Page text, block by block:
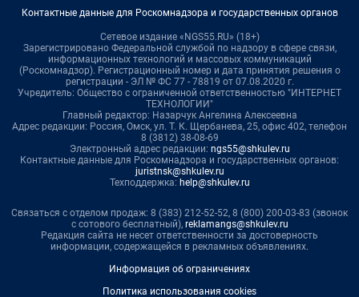
Контактные данные для Роскомнадзора и государственных органов
Сетевое издание «NGS55.RU» (18+)
Зарегистрировано Федеральной службой по надзору в сфере связи,
информационных технологий и массовых коммуникаций
(Роскомнадзор). Регистрационный номер и дата принятия решения о
регистрации - ЭЛ № ФС 77 - 78819 от 07.08.2020 г.
Учредитель: Общество с ограниченной ответственностью "ИНТЕРНЕТ
ТЕХНОЛОГИИ"
Главный редактор: Назарчук Ангелина Алексеевна
Адрес редакции: Россия, Омск, ул. Т. К. Щербанева, 25, офис 402, телефон
8 (3812) 38-08-69
Электронный адрес редакции: ngs55@shkulev.ru
Контактные данные для Роскомнадзора и государственных органов:
juristnsk@shkulev.ru
Техподдержка: help@shkulev.ru
Связаться с отделом продаж: 8 (383) 212-52-52, 8 (800) 200-03-83 (звонок
с сотового бесплатный), reklamangs@shkulev.ru
Редакция сайта не несет ответственности за достоверность
информации, содержащейся в рекламных объявлениях.
Информация об ограничениях
Политика использования cookies